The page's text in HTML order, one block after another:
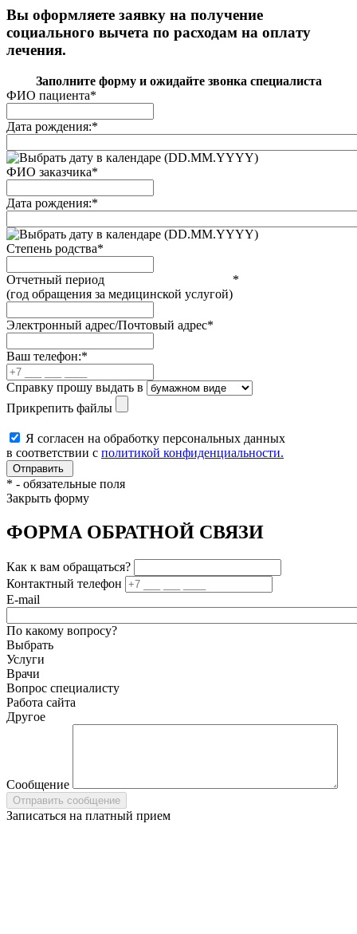
Вы оформляете заявку на получение
социального вычета по расходам на оплату
лечения.
Заполните форму и ожидайте звонка специалиста
ФИО пациента*
Дата рождения:*
(DD.MM.YYYY)
ФИО заказчика*
Дата рождения:*
(DD.MM.YYYY)
Степень родства*
Отчетный период
(год обращения за медицинской услугой)
*
Электронный адрес/Почтовый адрес*
Ваш телефон:*
Справку прошу выдать в
Прикрепить файлы
Я согласен на обработку персональных данных
в соответствии с политикой конфиденциальности.
* - обязательные поля
Закрыть форму
ФОРМА ОБРАТНОЙ СВЯЗИ
Как к вам обращаться?
Контактный телефон
E-mail
По какому вопросу?
Выбрать
Услуги
Врачи
Вопрос специалисту
Работа сайта
Другое
Сообщение
Записаться на платный прием